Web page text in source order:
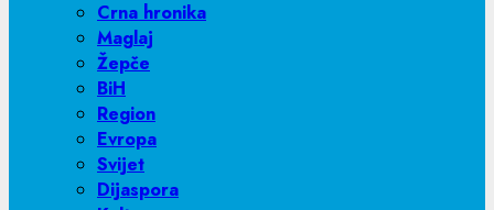
Crna hronika
Maglaj
Žepče
BiH
Region
Evropa
Svijet
Dijaspora